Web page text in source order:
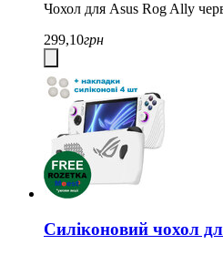
Чохол для Asus Rog Ally
299,10грн
Силіконовий чохол